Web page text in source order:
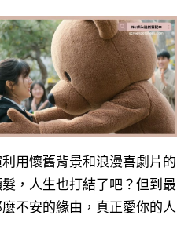
用懷舊背景和浪漫喜劇片的
，人生也打結了吧？但到最
不安的緣由，真正愛你的人